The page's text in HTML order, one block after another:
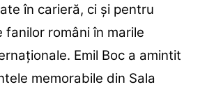
în carieră, ci și pentru
fanilor români în marile
Emil Boc a amintit
memorabile din Sala